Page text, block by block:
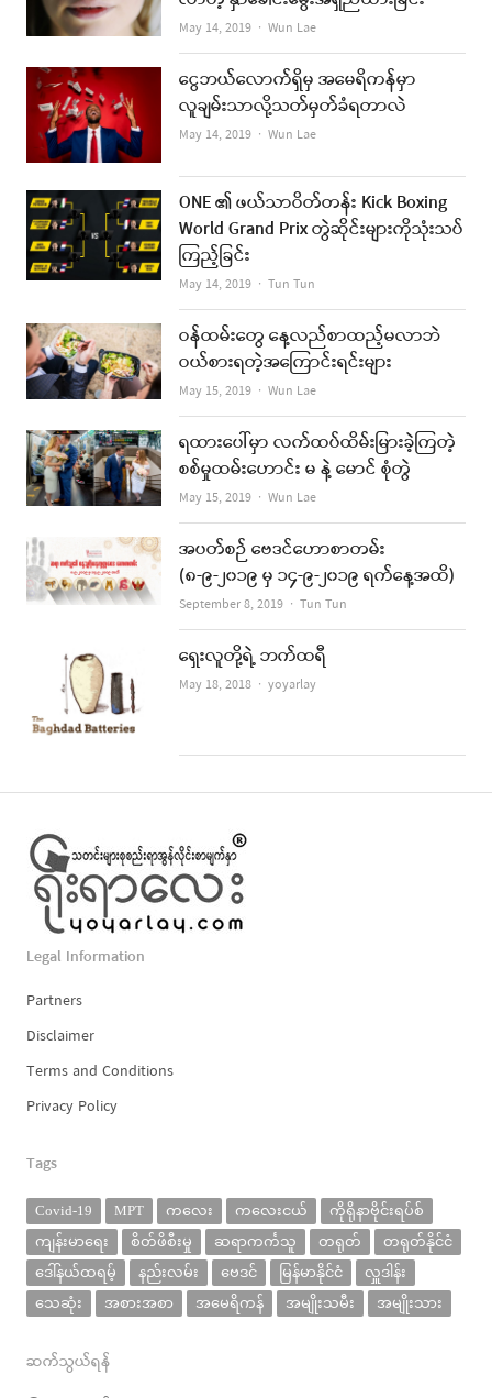
May 14, 2019 Author
Wun Lae
ငွေဘယ်လောက်ရှိမှ အမေရိကန်မှာ
လူချမ်းသာလို့သတ်မှတ်ခံရတာလဲ
May 14, 2019 Author
Wun Lae
ONE ၏ ဖယ်သာဝိတ်တန်း Kick Boxing
World Grand Prix တွဲဆိုင်းများကိုသုံးသပ်
ကြည့်ခြင်း
May 14, 2019 Author
Tun Tun
ဝန်ထမ်းတွေ နေ့လည်စာထည့်မလာဘဲ
ဝယ်စားရတဲ့အကြောင်းရင်းများ
May 15, 2019 Author
Wun Lae
ရထားပေါ်မှာ လက်ထပ်ထိမ်းမြားခဲ့ကြတဲ့
စစ်မှုထမ်းဟောင်း မ နဲ့ မောင် စုံတွဲ
May 15, 2019 Author
Wun Lae
အပတ်စဉ် ဗေဒင်ဟောစာတမ်း
(၈-၉-၂၀၁၉ မှ ၁၄-၉-၂၀၁၉ ရက်နေ့အထိ)
September 8, 2019 Author
Tun Tun
ရှေးလူတို့ရဲ့ ဘက်ထရီ
May 18, 2018 Author
yoyarlay
Legal Information
Partners
Disclaimer
Terms and Conditions
Privacy Policy
Tags
Covid-19 MPT ကလေး ကလေးငယ်
ကိုရိုနာဗိုင်းရပ်စ်
ကျန်းမာရေး
စိတ်ဖိစီးမှု ဆရာကင်္ကသူ တရုတ်
တရုတ်နိုင်ငံ
ဒေါ်နယ်ထရမ့်
နည်းလမ်း ဗေဒင် မြန်မာနိုင်ငံ
လှူဒါန်း
သေဆုံး
အစားအစာ အမေရိကန် အမျိုးသမီး အမျိုးသား
ဆက်သွယ်ရန်